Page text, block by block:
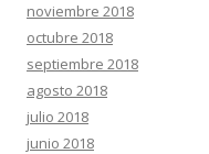
noviembre 2018
octubre 2018
septiembre 2018
agosto 2018
julio 2018
junio 2018